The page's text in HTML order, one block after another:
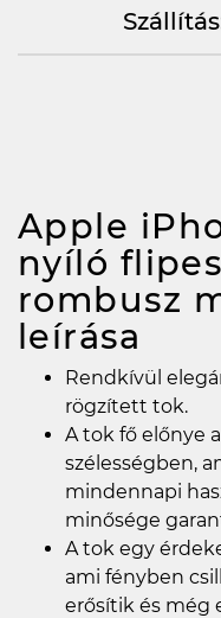
Apple
nyíló
rombusz
leírása
Rendkívül
rögzített tok.
A tok fő előnye
szélességben,
mindennapi
minősége
A tok egy
ami fényben
erősítik és még